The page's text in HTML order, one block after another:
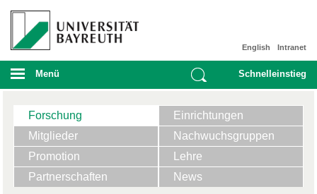
Intranet
English
Menü Schnelleinstieg
Forschung
Einrichtungen
Mitglieder
Nachwuchsgruppen
Promotion
Lehre
Partnerschaften
News